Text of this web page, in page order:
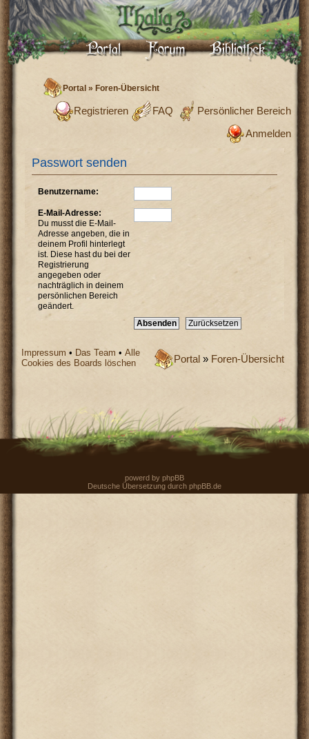
Portal »Foren-Übersicht
Persönlicher Bereich
FAQ
Registrieren
Anmelden
Passwort senden
Benutzername:
E-Mail-Adresse:
Du musst die E-Mail-
Adresse angeben, die in
deinem Profil hinterlegt
ist. Diese hast du bei der
Registrierung
angegeben oder
nachträglich in deinem
persönlichen Bereich
geändert.
Portal» Foren-Übersicht
Impressum • Das Team •Alle
Cookies des Boards löschen
powerd by phpBB
Deutsche Übersetzung durch phpBB.de